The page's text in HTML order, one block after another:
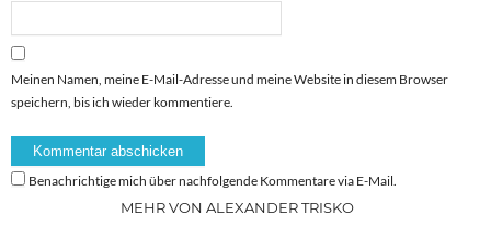
Meinen Namen, meine E-Mail-Adresse und meine Website in diesem Browser
speichern, bis ich wieder kommentiere.
Benachrichtige mich über nachfolgende Kommentare via E-Mail.
MEHR VON ALEXANDER TRISKO